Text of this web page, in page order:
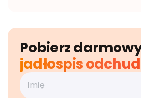
Pobierz
jadłospis